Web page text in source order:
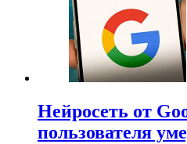
Нейросеть от
пользователя